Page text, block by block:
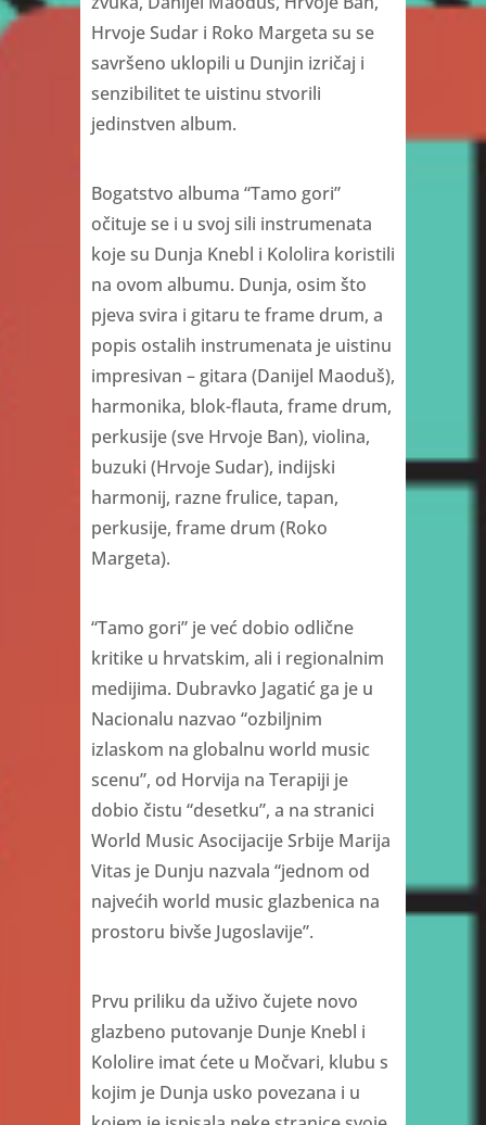
Hrvoje Sudar i Roko Margeta su se
savršeno uklopili u Dunjin izričaj i
senzibilitet te uistinu stvorili
jedinstven album.
Bogatstvo albuma “Tamo gori”
očituje se i u svoj sili instrumenata
koje su Dunja Knebl i Kololira koristili
na ovom albumu. Dunja, osim što
pjeva svira i gitaru te frame drum, a
popis ostalih instrumenata je uistinu
impresivan – gitara (Danijel Maoduš),
harmonika, blok-flauta, frame drum,
perkusije (sve Hrvoje Ban), violina,
buzuki (Hrvoje Sudar), indijski
harmonij, razne frulice, tapan,
perkusije, frame drum (Roko
Margeta).
“Tamo gori” je već dobio odlične
kritike u hrvatskim, ali i regionalnim
medijima. Dubravko Jagatić ga je u
Nacionalu nazvao “ozbiljnim
izlaskom na globalnu world music
scenu”, od Horvija na Terapiji je
dobio čistu “desetku”, a na stranici
World Music Asocijacije Srbije Marija
Vitas je Dunju nazvala “jednom od
najvećih world music glazbenica na
prostoru bivše Jugoslavije”.
Prvu priliku da uživo čujete novo
glazbeno putovanje Dunje Knebl i
Kololire imat ćete u Močvari, klubu s
kojim je Dunja usko povezana i u